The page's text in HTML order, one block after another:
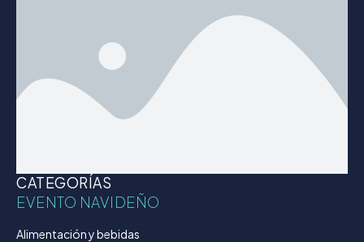
CATEGORÍAS
EVENTO NAVIDEÑO
Alimentación y bebidas